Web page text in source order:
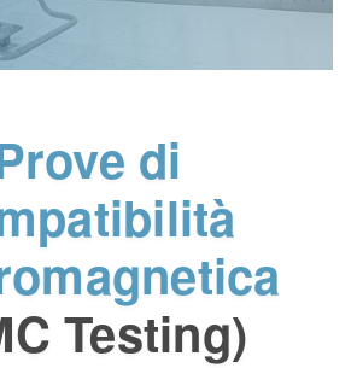
di
Testing)